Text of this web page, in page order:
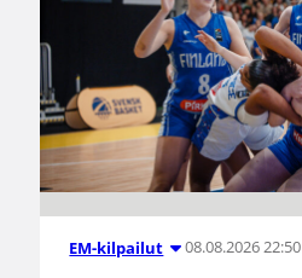
EM-kilpailut 08.08.2026 22:50